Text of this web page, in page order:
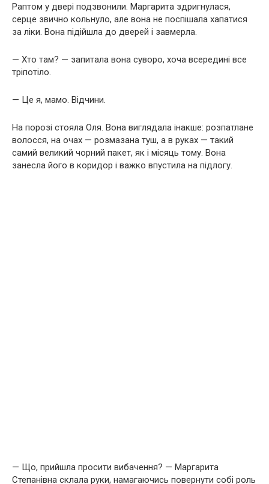
Раптом у двері подзвонили. Маргарита здригнулася,
серце звично кольнуло, але вона не поспішала хапатися
за ліки. Вона підійшла до дверей і завмерла.
— Хто там? — запитала вона суворо, хоча всередині все
тріпотіло.
— Це я, мамо. Відчини.
На порозі стояла Оля. Вона виглядала інакше: розпатлане
волосся, на очах — розмазана туш, а в руках — такий
самий великий чорний пакет, як і місяць тому. Вона
занесла його в коридор і важко впустила на підлогу.
— Що, прийшла просити вибачення? — Маргарита
Степанівна склала руки, намагаючись повернути собі роль